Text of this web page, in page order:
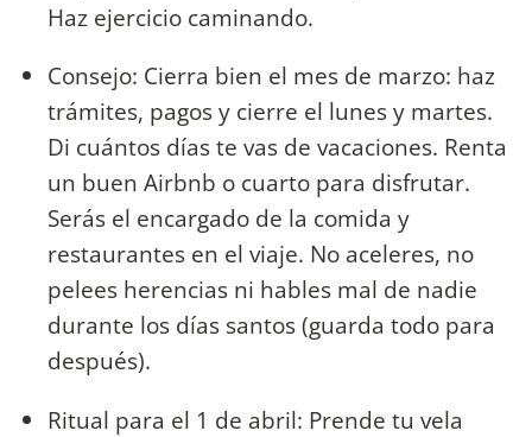
Haz ejercicio caminando.
Consejo: Cierra bien el mes de marzo: haz
trámites, pagos y cierre el lunes y martes.
Di cuántos días te vas de vacaciones. Renta
un buen Airbnb o cuarto para disfrutar.
Serás el encargado de la comida y
restaurantes en el viaje. No aceleres, no
pelees herencias ni hables mal de nadie
durante los días santos (guarda todo para
después).
Ritual para el 1 de abril: Prende tu vela